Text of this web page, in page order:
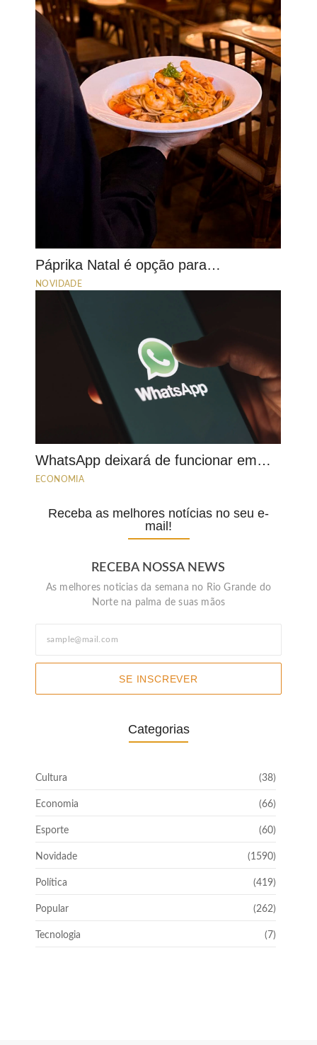
Páprika Natal é opção para…
NOVIDADE
WhatsApp deixará de funcionar em…
ECONOMIA
Receba as melhores notícias no seu e-
mail!
RECEBA NOSSA NEWS
As melhores noticias da semana no Rio Grande do
Norte na palma de suas mãos
SE INSCREVER
Categorias
Cultura (38)
Economia (66)
Esporte (60)
Novidade (1590)
Política (419)
Popular (262)
Tecnologia (7)